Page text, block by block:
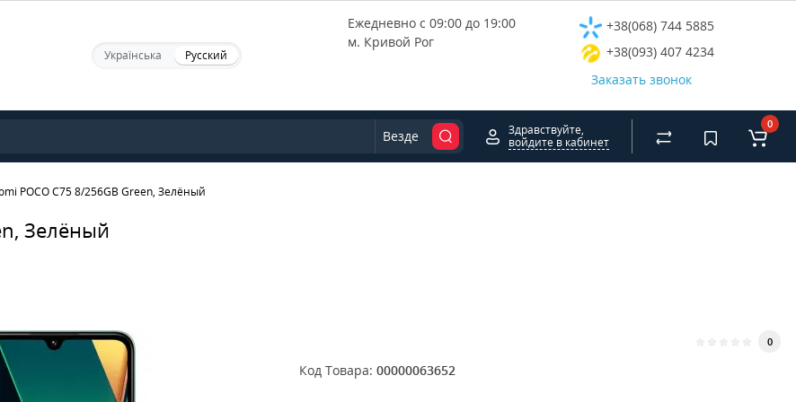
Українська Русский
Ежедневно с 09:00 до 19:00
м. Кривой Рог
+38(068) 744 5885
+38(093) 407 4234
Заказать звонок
Везде
Здравствуйте,
войдите в кабинет
0
POCO C75 8/256GB Green, Зелёный
Зелёный
0
Код Товара: 00000063652